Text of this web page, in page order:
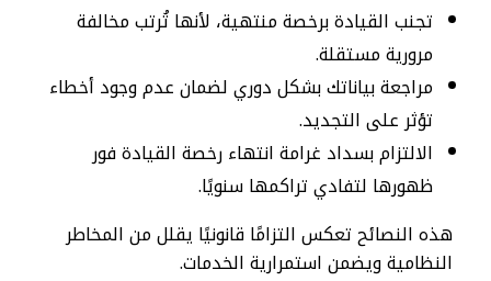
تجنب القيادة برخصة منتهية، لأنها تُرتب مخالفة
مرورية مستقلة.
مراجعة بياناتك بشكل دوري لضمان عدم وجود أخطاء
تؤثر على التجديد.
الالتزام بسداد غرامة انتهاء رخصة القيادة فور
ظهورها لتفادي تراكمها سنويًا.
هذه النصائح تعكس التزامًا قانونيًا يقلل من المخاطر
النظامية ويضمن استمرارية الخدمات.